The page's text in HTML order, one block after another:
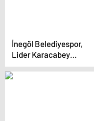
İnegöl Belediyespor,
Lider Karacabey
Belediyespor’u
Ağırlıyor